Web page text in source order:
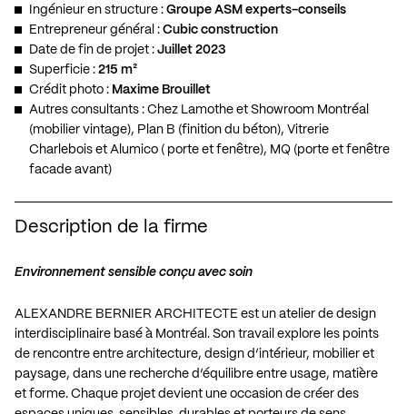
Ingénieur en structure : Groupe ASM experts-conseils
Entrepreneur général : Cubic construction
Date de fin de projet : Juillet 2023
Superficie : 215 m²
Crédit photo : Maxime Brouillet
Autres consultants : Chez Lamothe et Showroom Montréal
(mobilier vintage), Plan B (finition du béton), Vitrerie
Charlebois et Alumico ( porte et fenêtre), MQ (porte et fenêtre
facade avant)
Description de la firme
Environnement sensible conçu avec soin
ALEXANDRE BERNIER ARCHITECTE est un atelier de design
interdisciplinaire basé à Montréal. Son travail explore les points
de rencontre entre architecture, design d’intérieur, mobilier et
paysage, dans une recherche d’équilibre entre usage, matière
et forme. Chaque projet devient une occasion de créer des